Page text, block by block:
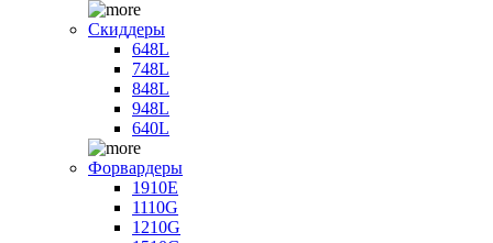
Скиддеры
648L
748L
848L
948L
640L
Форвардеры
1910E
1110G
1210G